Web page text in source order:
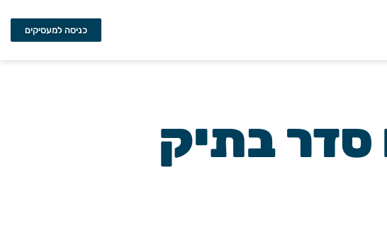
כניסה למעסיקים
סדר בתיק